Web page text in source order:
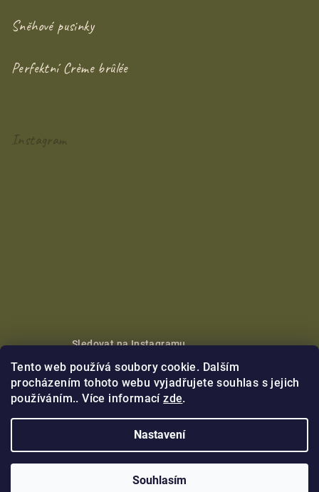
Tento web používá soubory cookie. Dalším
procházením tohoto webu vyjadřujete souhlas s jejich
používáním.. Více informacízde.
Nastavení
Souhlasím
Sněhové pusinky
Perfektní Crème brûlée
Instagram
Sledovat na Instagramu
Copyright 2026Nikoleta Maria. Všechna práva vyhrazena.